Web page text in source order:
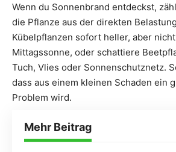
Wenn du Sonnenbrand entdeckst,
die Pflanze aus der direkten
Kübelpflanzen sofort heller, aber
Mittagssonne, oder schattiere
Tuch, Vlies oder Sonnenschutznetz.
dass aus einem kleinen Schaden ein
Problem wird.
Mehr Beitrag